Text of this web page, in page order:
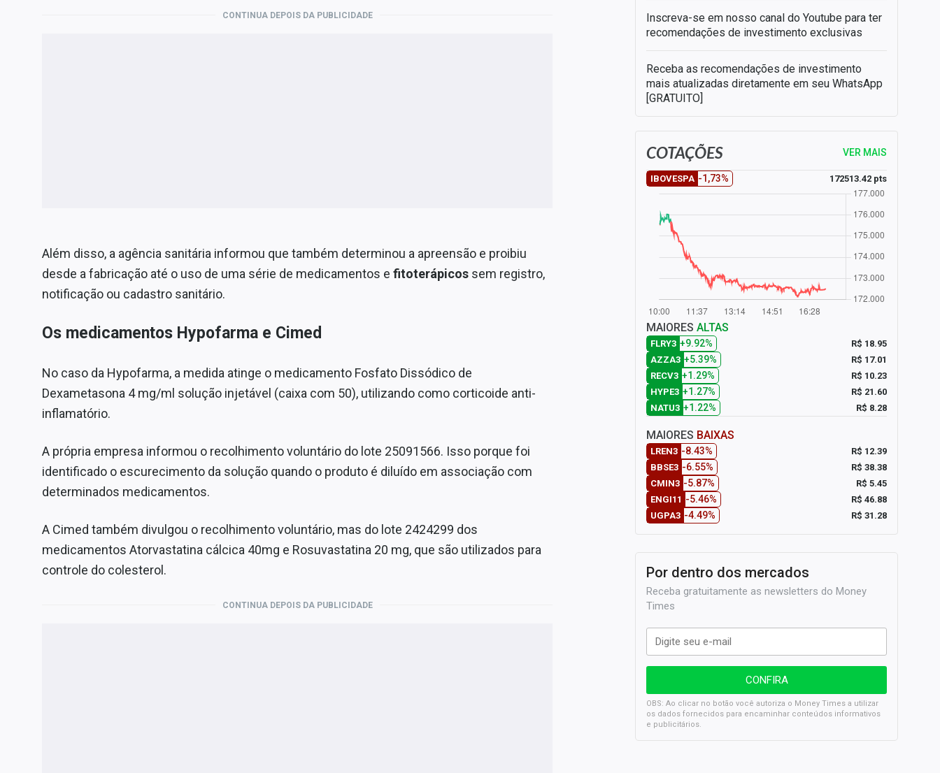
CONTINUA DEPOIS DA PUBLICIDADE
Além disso, a agência sanitária informou que também determinou a apreensão e proibiu
desde a fabricação até o uso de uma série de medicamentos e fitoterápicos sem registro,
notificação ou cadastro sanitário.
Os medicamentos Hypofarma e Cimed
No caso da Hypofarma, a medida atinge o medicamento Fosfato Dissódico de
Dexametasona 4 mg/ml solução injetável (caixa com 50), utilizando como corticoide anti-
inflamatório.
A própria empresa informou o recolhimento voluntário do lote 25091566. Isso porque foi
identificado o escurecimento da solução quando o produto é diluído em associação com
determinados medicamentos.
A Cimed também divulgou o recolhimento voluntário, mas do lote 2424299 dos
medicamentos Atorvastatina cálcica 40mg e Rosuvastatina 20 mg, que são utilizados para
controle do colesterol.
CONTINUA DEPOIS DA PUBLICIDADE
Inscreva-se em nosso canal do Youtube para ter
recomendações de investimento exclusivas
Receba as recomendações de investimento
mais atualizadas diretamente em seu WhatsApp
[GRATUITO]
COTAÇÕES VER MAIS
IBOVESPA -1,73% 172513.42 pts
MAIORES ALTAS
FLRY3 +9.92%
R$ 18.95
AZZA3 +5.39%
R$ 17.01
RECV3 +1.29%
R$ 10.23
HYPE3 +1.27%
R$ 21.60
NATU3 +1.22% R$ 8.28
MAIORES BAIXAS
LREN3 -8.43%
R$ 12.39
BBSE3 -6.55%
R$ 38.38
CMIN3 -5.87%
R$ 5.45
ENGI11 -5.46%
R$ 46.88
UGPA3 -4.49% R$ 31.28
Por dentro dos mercados
Receba gratuitamente as newsletters do Money
Times
OBS: Ao clicar no botão você autoriza o Money Times a utilizar
os dados fornecidos para encaminhar conteúdos informativos
e publicitários.
SELIC em 14%: A repercussão da decisão sobre os JUROS